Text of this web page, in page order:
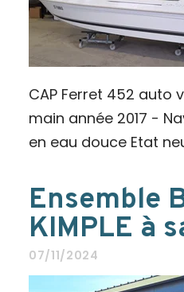
CAP Ferret 452 auto
main année 2017 -
en eau douce Etat
Ensemble
KIMPLE à
07/11/2024